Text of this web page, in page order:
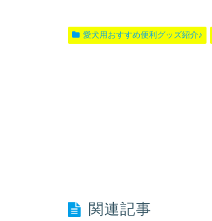
愛犬用おすすめ便利グッズ紹介♪
関連記事